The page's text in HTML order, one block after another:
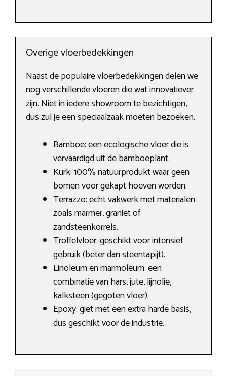
Overige vloerbedekkingen
Naast de populaire vloerbedekkingen delen we
nog verschillende vloeren die wat innovatiever
zijn. Niet in iedere showroom te bezichtigen,
dus zul je een speciaalzaak moeten bezoeken.
Bamboe: een ecologische vloer die is
vervaardigd uit de bamboeplant.
Kurk: 100% natuurprodukt waar geen
bomen voor gekapt hoeven worden.
Terrazzo: echt vakwerk met materialen
zoals marmer, graniet of
zandsteenkorrels.
Troffelvloer: geschikt voor intensief
gebruik (beter dan steentapijt).
Linoleum en marmoleum: een
combinatie van hars, jute, lijnolie,
kalksteen (gegoten vloer).
Epoxy: giet met een extra harde basis,
dus geschikt voor de industrie.